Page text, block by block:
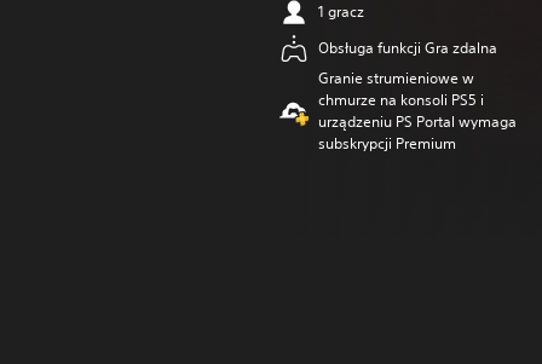
1 gracz
Obsługa funkcji Gra zdalna
Granie strumieniowe w
chmurze na konsoli PS5 i
urządzeniu PS Portal wymaga
subskrypcji Premium